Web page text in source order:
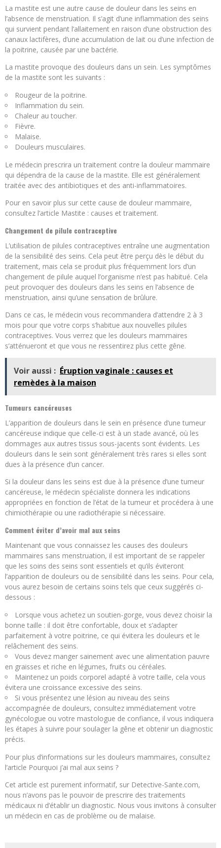
La mastite est une autre cause de douleur dans les seins en
l’absence de menstruation. Il s’agit d’une inflammation des seins
qui survient pendant l’allaitement en raison d’une obstruction des
canaux lactifères, d’une accumulation de lait ou d’une infection de
la poitrine, causée par une bactérie.
La mastite provoque des douleurs dans un sein. Les symptômes
de la mastite sont les suivants :
Rougeur de la poitrine.
Inflammation du sein.
Chaleur au toucher.
Fièvre.
Malaise.
Douleurs musculaires.
Le médecin prescrira un traitement contre la douleur mammaire
qui dépendra de la cause de la mastite. Elle est généralement
traitée avec des antibiotiques et des anti-inflammatoires.
Pour en savoir plus sur cette cause de douleur mammaire,
consultez l’article Mastite : causes et traitement.
Changement de pilule contraceptive
L’utilisation de pilules contraceptives entraîne une augmentation
de la sensibilité des seins. Cela peut être perçu dès le début du
traitement, mais cela se produit plus fréquemment lors d’un
changement de pilule auquel l’organisme n’est pas habitué. Cela
peut provoquer des douleurs dans les seins en l’absence de
menstruation, ainsi qu’une sensation de brûlure.
Dans ce cas, le médecin vous recommandera d’attendre 2 à 3
mois pour que votre corps s’habitue aux nouvelles pilules
contraceptives. Vous verrez que les douleurs mammaires
s’atténueront et que vous ne ressentirez plus cette gêne.
Voir aussi : Éruption vaginale : causes et
remèdes à la maison
Tumeurs cancéreuses
L’apparition de douleurs dans le sein en présence d’une tumeur
cancéreuse indique que celle-ci est à un stade avancé, où les
dommages aux autres tissus sous-jacents sont évidents. Les
douleurs dans le sein sont généralement très rares si elles sont
dues à la présence d’un cancer.
Si la douleur dans les seins est due à la présence d’une tumeur
cancéreuse, le médecin spécialiste donnera les indications
appropriées en fonction de l’état de la tumeur et procédera à une
chimiothérapie ou une radiothérapie si nécessaire.
Comment éviter d’avoir mal aux seins
Maintenant que vous connaissez les causes des douleurs
mammaires sans menstruation, il est important de se rappeler
que les soins des seins sont essentiels et qu’ils éviteront
l’apparition de douleurs ou de sensibilité dans les seins. Pour cela,
vous aurez besoin de certains soins tels que ceux suggérés ci-
dessous :
Lorsque vous achetez un soutien-gorge, vous devez choisir la
bonne taille : il doit être confortable, doux et s’adapter
parfaitement à votre poitrine, ce qui évitera les douleurs et le
relâchement des seins.
Vous devez manger sainement avec une alimentation pauvre
en graisses et riche en légumes, fruits ou céréales.
Maintenez un poids corporel adapté à votre taille, cela vous
évitera une croissance excessive des seins.
Si vous présentez une lésion au niveau des seins
accompagnée de douleurs, consultez immédiatement votre
gynécologue ou votre mastologue de confiance, il vous indiquera
les étapes à suivre pour soulager la gêne et obtenir un diagnostic
précis.
Pour plus d’informations sur les douleurs mammaires, consultez
l’article Pourquoi j’ai mal aux seins ?
Cet article est purement informatif, sur Detective-Sante.com,
nous n’avons pas le pouvoir de prescrire des traitements
médicaux ni d’établir un diagnostic. Nous vous invitons à consulter
un médecin en cas de problème ou de malaise.